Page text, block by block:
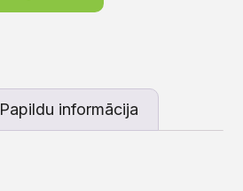
Papildu informācija